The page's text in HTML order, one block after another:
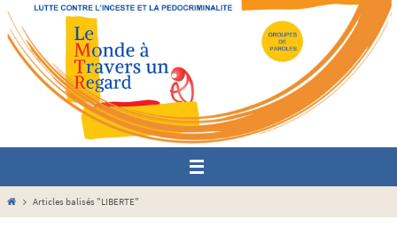
Passer
vers
contenu
HomeArticles balisés "LIBERTE"